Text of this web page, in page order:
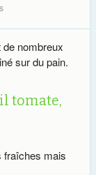
nombreux
sur du pain.
tomate,
fraîches mais